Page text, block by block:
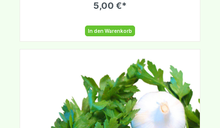
5,00 €*
In den Warenkorb